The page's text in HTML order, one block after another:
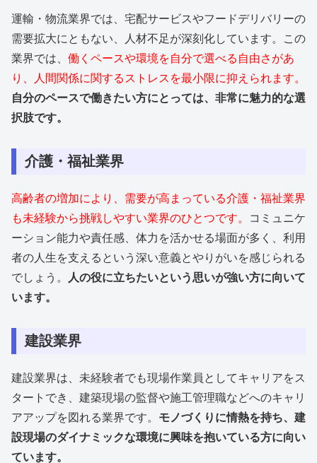
運輸・物流業界では、宅配サービスやフードデリバリーの
需要拡大にともない、人材不足が深刻化しています。この
業界では、 働くペースや環境を自分で選べる自由さがあ
り、人間関係に関するストレスを最小限に抑えられます。
自分のペースで働きたい方にとっては、非常に魅力的な選
択肢です。
介護・福祉業界
高齢者の増加により、需要が高まっている介護・福祉業界
も未経験から挑戦しやすい業界のひとつです。
コミュニケ
ーション能力や責任感、体力を活かせる場面が多く、利用
者の人生を支えるという深い意義とやりがいを感じられる
でしょう。
人の役に立ちたいという思いが強い方に向いて
います。
建設業界
建設業界は、未経験者でも現場作業員としてキャリアをス
タートでき、建築現場の監督や施工管理職などへのキャリ
アアップを図れる業界です。 モノづくりに情熱を持ち、建
設現場のダイナミックな環境に興味を抱いている方に向い
ています。